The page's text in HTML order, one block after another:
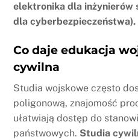
elektronika dla inżynierów
dla cyberbezpieczeństwa).
Co daje edukacja
cywilna
Studia wojskowe często
poligonową, znajomość
ułatwiają dostęp do
państwowych. Studia